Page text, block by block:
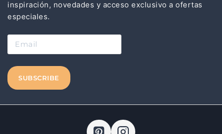
inspiración, novedades y acceso exclusivo a ofertas
especiales.